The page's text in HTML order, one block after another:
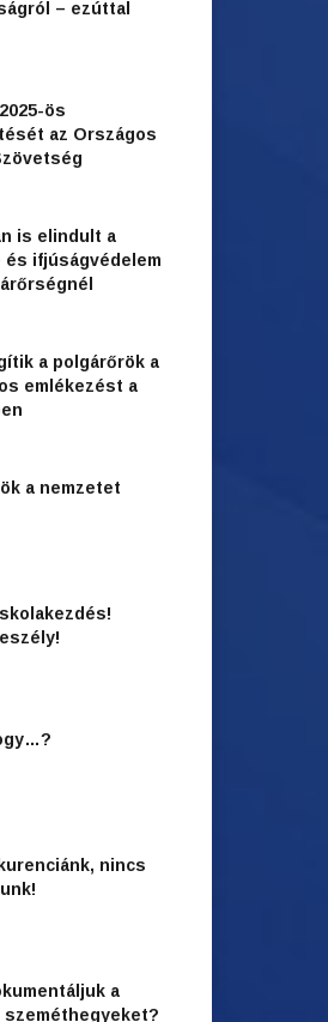
– ezúttal
ös
az Országos
is elindult a
és ifjúságvédelem
a polgárőrök a
emlékezést a
a nemzetet
nincs
a